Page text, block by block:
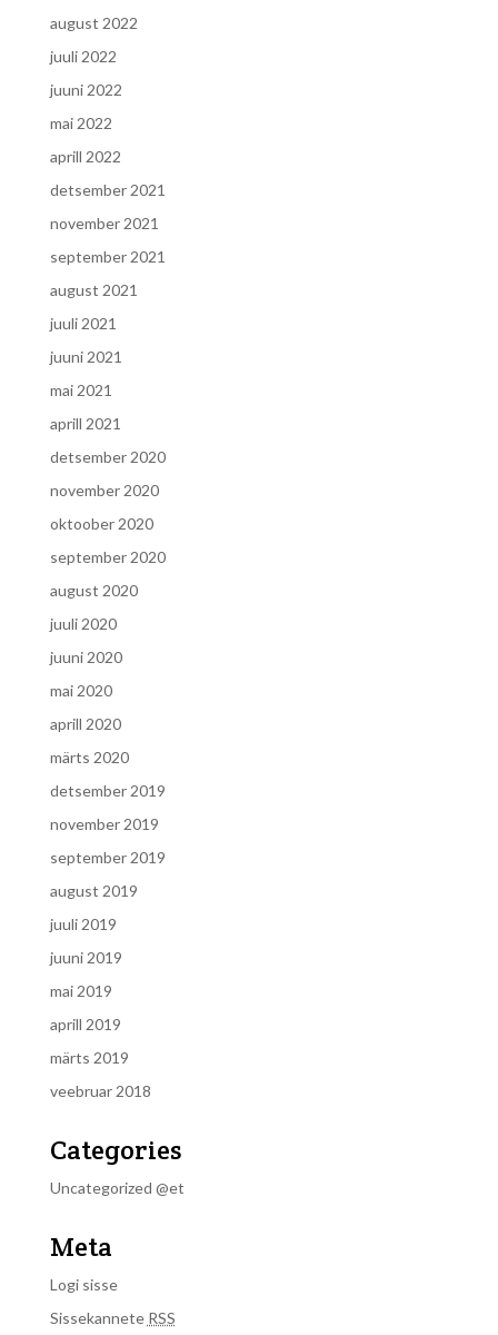
august 2022
juuli 2022
juuni 2022
mai 2022
aprill 2022
detsember 2021
november 2021
september 2021
august 2021
juuli 2021
juuni 2021
mai 2021
aprill 2021
detsember 2020
november 2020
oktoober 2020
september 2020
august 2020
juuli 2020
juuni 2020
mai 2020
aprill 2020
märts 2020
detsember 2019
november 2019
september 2019
august 2019
juuli 2019
juuni 2019
mai 2019
aprill 2019
märts 2019
veebruar 2018
Categories
Uncategorized @et
Meta
Logi sisse
Sissekannete RSS